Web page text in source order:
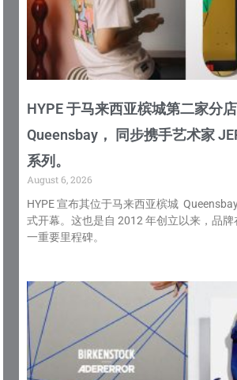
HYPE 于马来西亚槟城第二家分
Queensbay， 同步携手艺术家
系列。
August 6, 2026
HYPE 宣布其位于马来西亚槟城
式开幕。这也是自 2012 年创立以来，品
一重要里程碑。